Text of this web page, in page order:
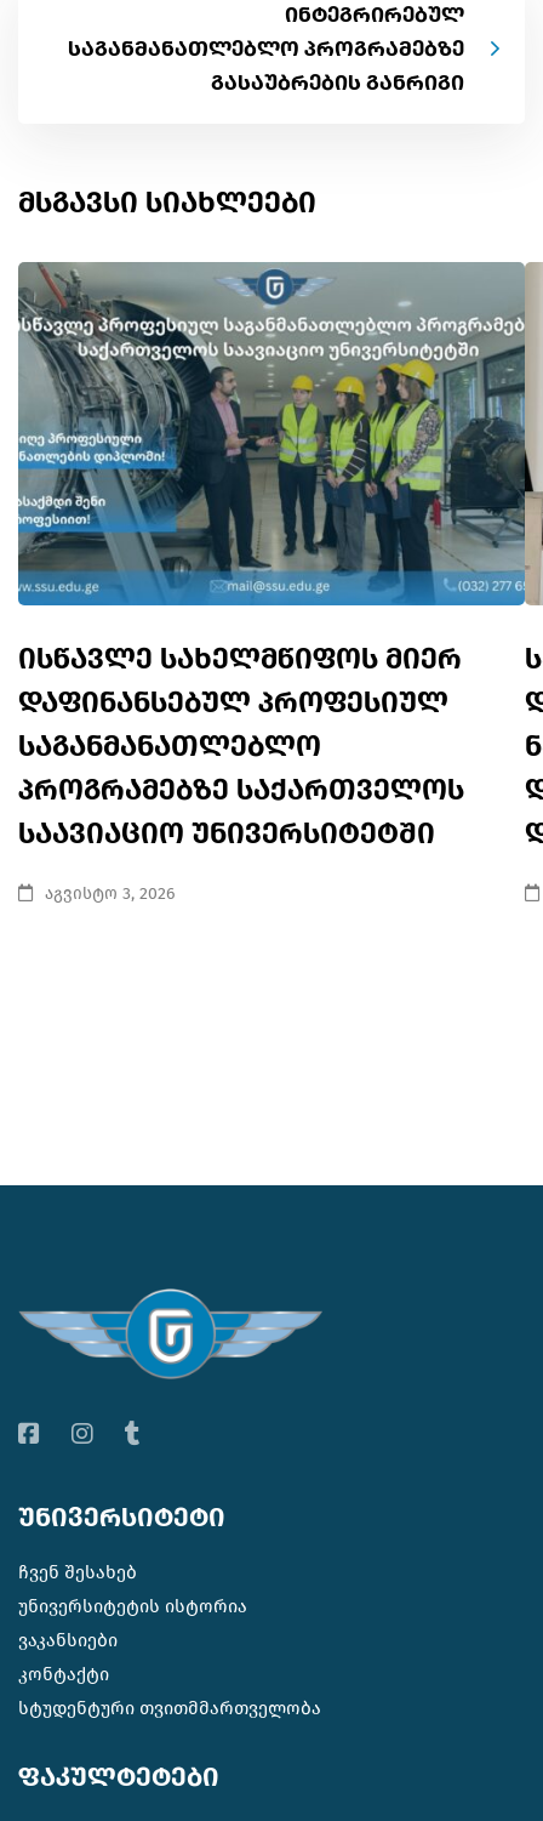
ინტეგრირებულ
საგანმანათლებლო პროგრამებზე
გასაუბრების განრიგი
მსგავსი სიახლეები
ისწავლე სახელმწიფოს მიერ
დაფინანსებულ პროფესიულ
საგანმანათლებლო
პროგრამებზე საქართველოს
საავიაციო უნივერსიტეტში
აგვისტო 3, 2026
უნივერსიტეტი
ჩვენ შესახებ
უნივერსიტეტის ისტორია
ვაკანსიები
კონტაქტი
სტუდენტური თვითმმართველობა
ფაკულტეტები